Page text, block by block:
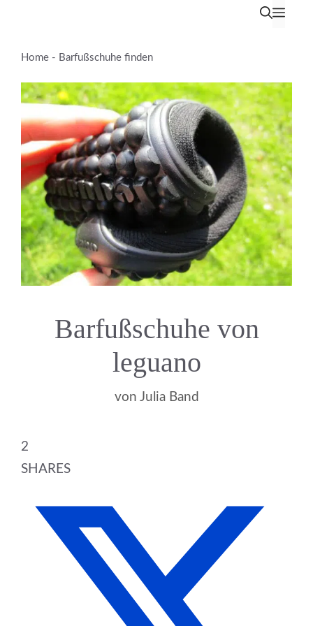
springen
Home - Barfußschuhe finden
Barfußschuhe von
leguano
von Julia Band
2
SHARES